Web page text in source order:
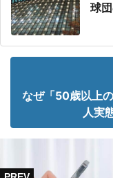
球
なぜ「50歳以上
人実